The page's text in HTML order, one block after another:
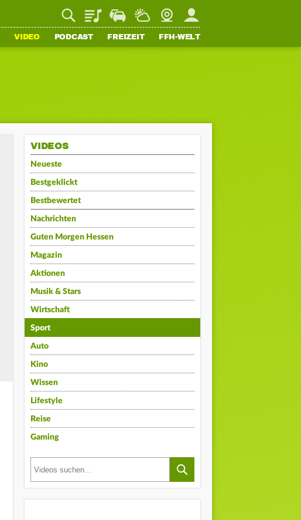
PlaylistStaupilotWetterWebcamMein FFH
VIDEO PODCAST FREIZEIT FFH-WELT
VIDEOS
Neueste
Bestgeklickt
Bestbewertet
Nachrichten
Guten Morgen Hessen
Magazin
Aktionen
Musik & Stars
Wirtschaft
Sport
Auto
Kino
Wissen
Lifestyle
Reise
Gaming